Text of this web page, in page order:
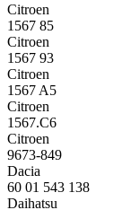
Citroen
1567 85
Citroen
1567 93
Citroen
1567 A5
Citroen
1567.C6
Citroen
9673-849
Dacia
60 01 543 138
Daihatsu